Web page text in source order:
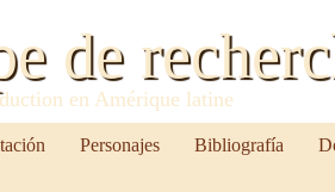
de
en Amérique latine
Personajes Bibliografía